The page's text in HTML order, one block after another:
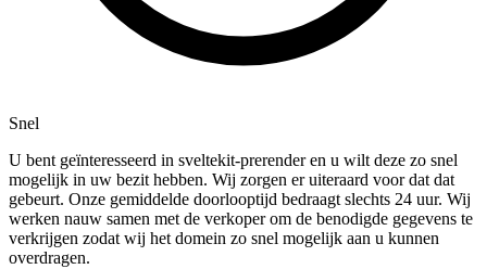
Snel
U bent geïnteresseerd in sveltekit-prerender en u wilt deze zo snel
mogelijk in uw bezit hebben. Wij zorgen er uiteraard voor dat dat
gebeurt. Onze gemiddelde doorlooptijd bedraagt slechts 24 uur. Wij
werken nauw samen met de verkoper om de benodigde gegevens te
verkrijgen zodat wij het domein zo snel mogelijk aan u kunnen
overdragen.